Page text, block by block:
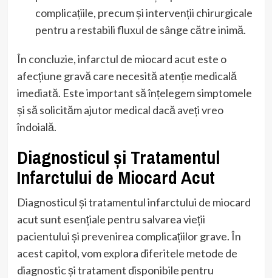
complicațiile, precum și intervenții chirurgicale
pentru a restabili fluxul de sânge către inimă.
În concluzie, infarctul de miocard acut este o
afecțiune gravă care necesită atenție medicală
imediată. Este important să înțelegem simptomele
și să solicităm ajutor medical dacă aveți vreo
îndoială.
Diagnosticul și Tratamentul
Infarctului de Miocard Acut
Diagnosticul și tratamentul infarctului de miocard
acut sunt esențiale pentru salvarea vieții
pacientului și prevenirea complicațiilor grave. În
acest capitol, vom explora diferitele metode de
diagnostic și tratament disponibile pentru